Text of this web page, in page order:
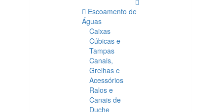
Escoamento de
Águas
Caixas
Cúbicas e
Tampas
Canais,
Grelhas e
Acessórios
Ralos e
Canais de
Duche